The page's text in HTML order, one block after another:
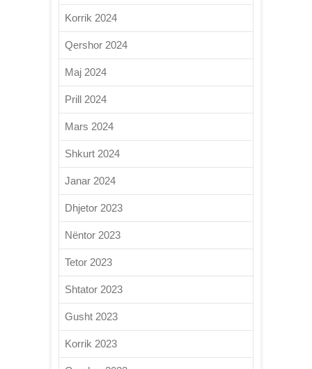
Korrik 2024
Qershor 2024
Maj 2024
Prill 2024
Mars 2024
Shkurt 2024
Janar 2024
Dhjetor 2023
Nëntor 2023
Tetor 2023
Shtator 2023
Gusht 2023
Korrik 2023